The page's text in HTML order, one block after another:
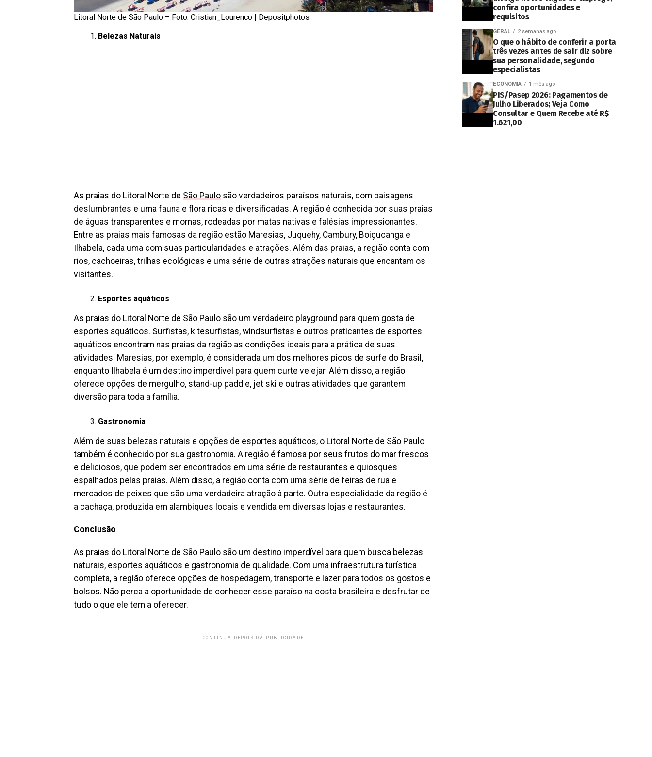
Litoral Norte de São Paulo – Foto: Cristian_Lourenco | Depositphotos
Belezas Naturais
As praias do Litoral Norte de São Paulo são verdadeiros paraísos naturais, com paisagens
deslumbrantes e uma fauna e flora ricas e diversificadas. A região é conhecida por suas praias
de águas transparentes e mornas, rodeadas por matas nativas e falésias impressionantes.
Entre as praias mais famosas da região estão Maresias, Juquehy, Cambury, Boiçucanga e
Ilhabela, cada uma com suas particularidades e atrações. Além das praias, a região conta com
rios, cachoeiras, trilhas ecológicas e uma série de outras atrações naturais que encantam os
visitantes.
Esportes aquáticos
As praias do Litoral Norte de São Paulo são um verdadeiro playground para quem gosta de
esportes aquáticos. Surfistas, kitesurfistas, windsurfistas e outros praticantes de esportes
aquáticos encontram nas praias da região as condições ideais para a prática de suas
atividades. Maresias, por exemplo, é considerada um dos melhores picos de surfe do Brasil,
enquanto Ilhabela é um destino imperdível para quem curte velejar. Além disso, a região
oferece opções de mergulho, stand-up paddle, jet ski e outras atividades que garantem
diversão para toda a família.
Gastronomia
Além de suas belezas naturais e opções de esportes aquáticos, o Litoral Norte de São Paulo
também é conhecido por sua gastronomia. A região é famosa por seus frutos do mar frescos
e deliciosos, que podem ser encontrados em uma série de restaurantes e quiosques
espalhados pelas praias. Além disso, a região conta com uma série de feiras de rua e
mercados de peixes que são uma verdadeira atração à parte. Outra especialidade da região é
a cachaça, produzida em alambiques locais e vendida em diversas lojas e restaurantes.
Conclusão
As praias do Litoral Norte de São Paulo são um destino imperdível para quem busca belezas
naturais, esportes aquáticos e gastronomia de qualidade. Com uma infraestrutura turística
completa, a região oferece opções de hospedagem, transporte e lazer para todos os gostos e
bolsos. Não perca a oportunidade de conhecer esse paraíso na costa brasileira e desfrutar de
tudo o que ele tem a oferecer.
CONTINUA DEPOIS DA PUBLICIDADE
confira oportunidades e
requisitos
GERAL 2 semanas ago
O que o hábito de conferir a porta
três vezes antes de sair diz sobre
sua personalidade, segundo
especialistas
ECONOMIA 1 mês ago
PIS/Pasep 2026: Pagamentos de
Julho Liberados; Veja Como
Consultar e Quem Recebe até R$
1.621,00